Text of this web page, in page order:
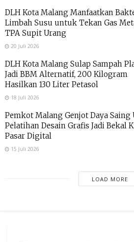
DLH Kota Malang Manfaatkan
Limbah Susu untuk Tekan Gas
TPA Supit Urang
20 Juli 2026
DLH Kota Malang Sulap Sampah
Jadi BBM Alternatif, 200 Kilogram
Hasilkan 130 Liter Petasol
18 Juli 2026
Pemkot Malang Genjot Daya Saing
Pelatihan Desain Grafis Jadi Bekal
Pasar Digital
15 Juli 2026
LOAD MORE